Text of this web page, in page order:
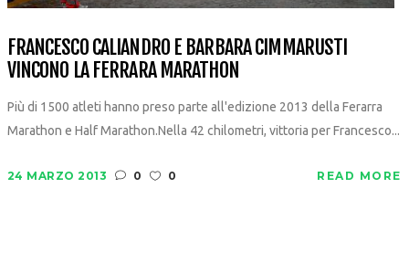
FRANCESCO CALIANDRO E BARBARA CIMMARUSTI
VINCONO LA FERRARA MARATHON
Più di 1500 atleti hanno preso parte all'edizione 2013 della Ferarra
Marathon e Half Marathon.Nella 42 chilometri, vittoria per Francesco...
24 MARZO 2013 0 0 READ MORE